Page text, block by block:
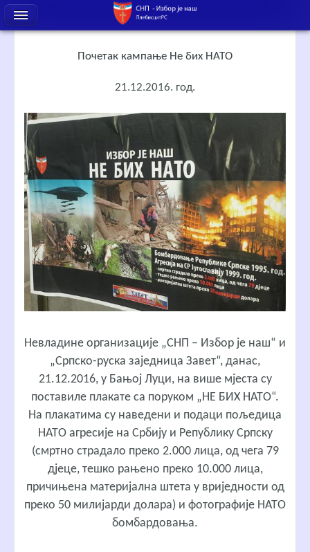
Почетак кампање Не бих НАТО
21.12.2016. год.
Невладине организације „СНП – Избор је наш“ и
„Српско-руска заједница Завет“, данас,
21.12.2016, у Бањој Луци, на више мјеста су
поставиле плакате са поруком „НЕ БИХ НАТО“.
На плакатима су наведени и подаци пољедица
НАТО агресије на Србију и Републику Српску
(смртно страдало преко 2.000 лица, од чега 79
дјеце, тешко рањено преко 10.000 лица,
причињена материјална штета у вриједности од
преко 50 милијарди долара) и фотографије НАТО
бомбардовања.